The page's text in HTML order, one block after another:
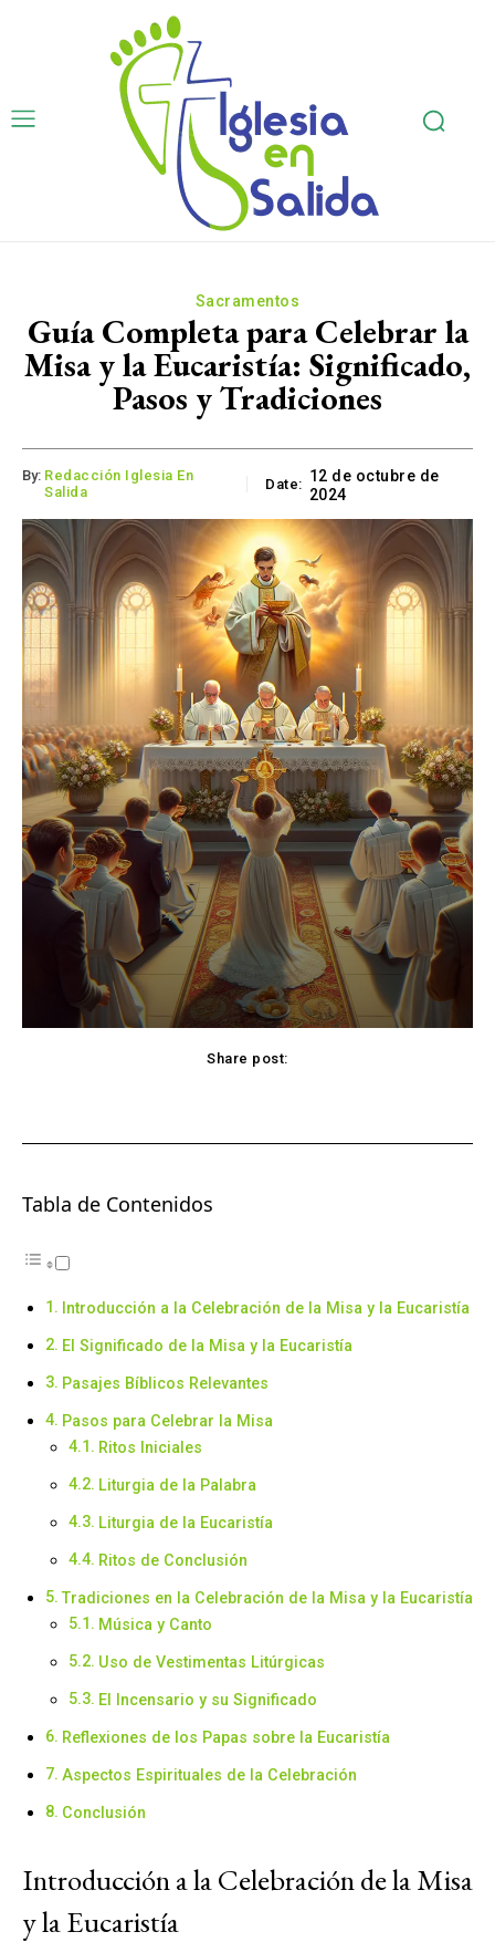
Sacramentos
Guía Completa para Celebrar la
Misa y la Eucaristía: Significado,
Pasos y Tradiciones
By: Redacción Iglesia En
Salida
Date: 12 de octubre de
2024
Share post:
Tabla de Contenidos
Introducción a la Celebración de la Misa y la Eucaristía
El Significado de la Misa y la Eucaristía
Pasajes Bíblicos Relevantes
Pasos para Celebrar la Misa
Ritos Iniciales
Liturgia de la Palabra
Liturgia de la Eucaristía
Ritos de Conclusión
Tradiciones en la Celebración de la Misa y la Eucaristía
Música y Canto
Uso de Vestimentas Litúrgicas
El Incensario y su Significado
Reflexiones de los Papas sobre la Eucaristía
Aspectos Espirituales de la Celebración
Conclusión
Introducción a la Celebración de la Misa
y la Eucaristía